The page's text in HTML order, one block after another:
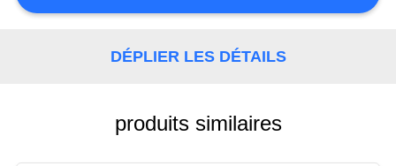
DÉPLIER LES DÉTAILS
produits similaires